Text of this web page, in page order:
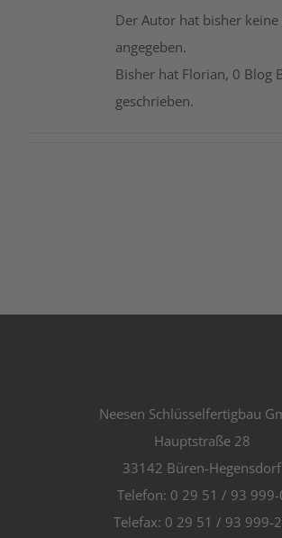
UnternehmenDer Autor hat bisher keine
angegeben.
Bisher hat Florian, 0 Blog
geschrieben.
Neesen Schlüsselfertigbau
Hauptstraße 28
33142 Büren-Hegensdorf
Telefon: 0 29 51 / 93 999-
Telefax: 0 29 51 / 93 999-